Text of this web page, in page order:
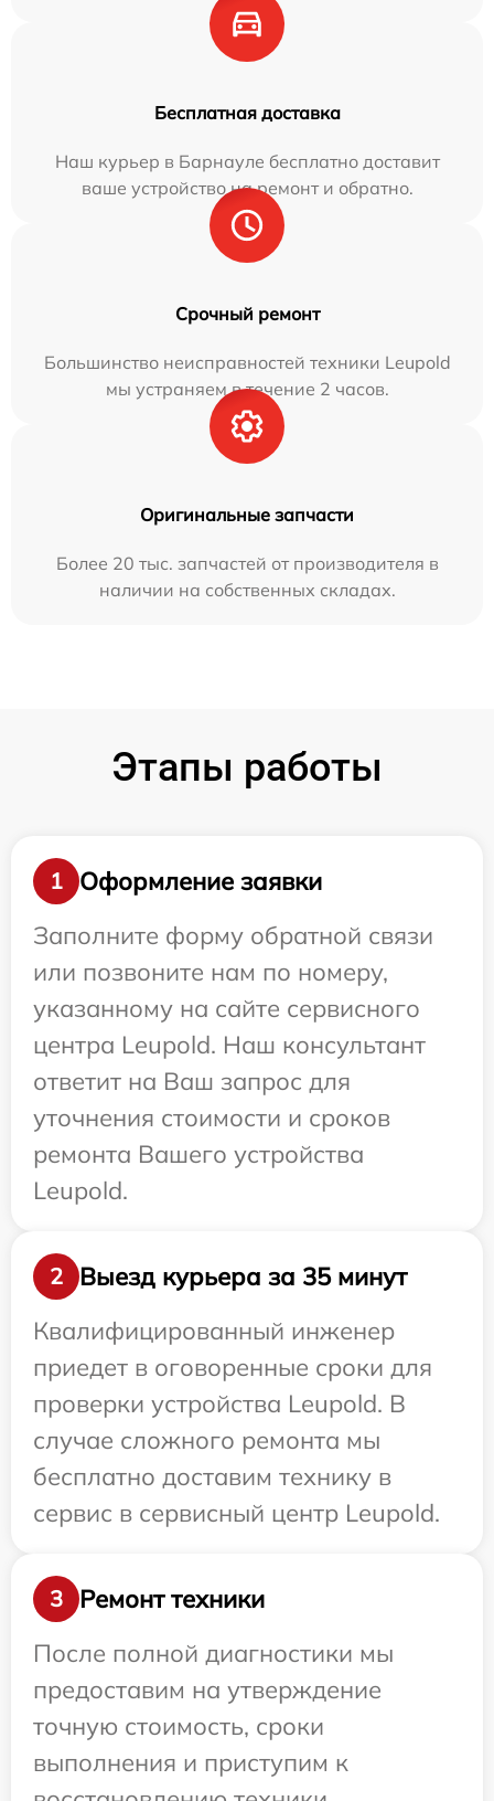
Бесплатная доставка
Наш курьер в Барнауле бесплатно доставит
ваше устройство на ремонт и обратно.
Срочный ремонт
Большинство неисправностей техники Leupold
мы устраняем в течение 2 часов.
Оригинальные запчасти
Более 20 тыс. запчастей от производителя в
наличии на собственных складах.
Этапы работы
1
Оформление заявки
Заполните форму обратной связи
или позвоните нам по номеру,
указанному на сайте сервисного
центра Leupold. Наш консультант
ответит на Ваш запрос для
уточнения стоимости и сроков
ремонта Вашего устройства
Leupold.
2
Выезд курьера за 35 минут
Квалифицированный инженер
приедет в оговоренные сроки для
проверки устройства Leupold. В
случае сложного ремонта мы
бесплатно доставим технику в
сервис в сервисный центр Leupold.
3
Ремонт техники
После полной диагностики мы
предоставим на утверждение
точную стоимость, сроки
выполнения и приступим к